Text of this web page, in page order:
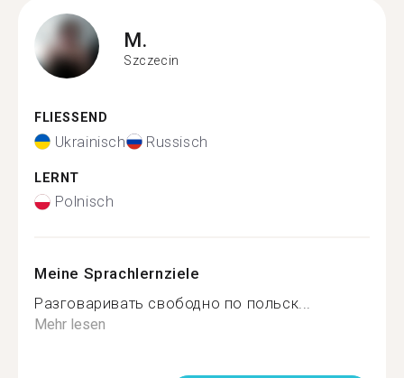
M.
Szczecin
FLIESSEND
Ukrainisch Russisch
LERNT
Polnisch
Meine Sprachlernziele
Разговаривать свободно по польск...
Mehr lesen